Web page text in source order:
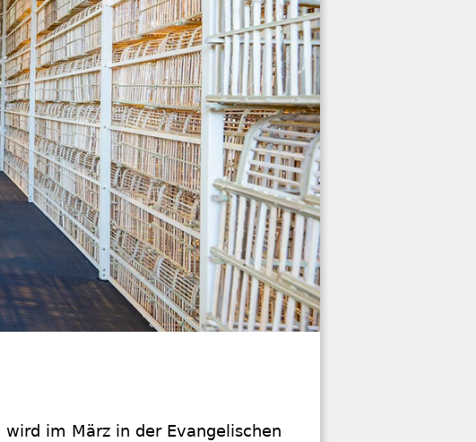
im März in der Evangelischen